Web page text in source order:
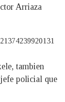
Arriaza
tambien
policial que